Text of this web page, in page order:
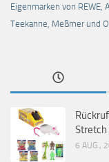
Eigenmarken von REWE,
Teekanne, Meßmer und
Stretch
6 AUG.,